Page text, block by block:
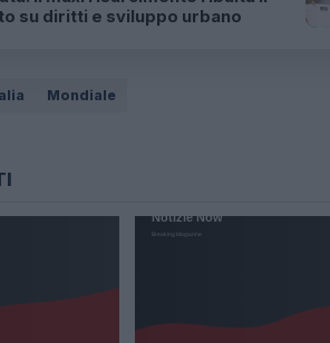
su diritti e sviluppo urbano
Mondiale